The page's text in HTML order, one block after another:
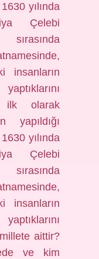
yılında
Çelebi
insanların
ilk olarak
yılında
Çelebi
insanların
aittir?
ve kim